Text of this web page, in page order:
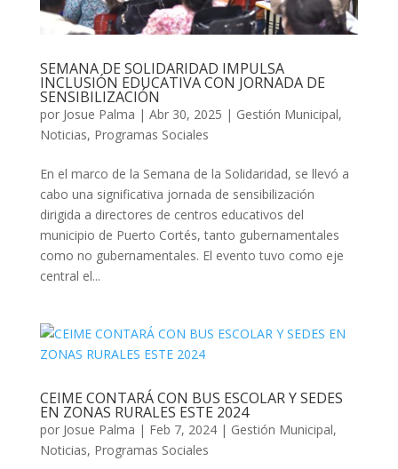
SEMANA DE SOLIDARIDAD IMPULSA
INCLUSIÓN EDUCATIVA CON JORNADA DE
SENSIBILIZACIÓN
por Josue Palma | Abr 30, 2025 | Gestión Municipal,
Noticias, Programas Sociales
En el marco de la Semana de la Solidaridad, se llevó a
cabo una significativa jornada de sensibilización
dirigida a directores de centros educativos del
municipio de Puerto Cortés, tanto gubernamentales
como no gubernamentales. El evento tuvo como eje
central el...
CEIME CONTARÁ CON BUS ESCOLAR Y SEDES
EN ZONAS RURALES ESTE 2024
por Josue Palma | Feb 7, 2024| Gestión Municipal,
Noticias, Programas Sociales